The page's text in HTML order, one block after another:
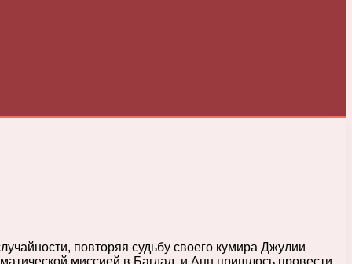
повторяя судьбу своего кумира Джулии
миссией в Багдад, и Анн пришлось провести